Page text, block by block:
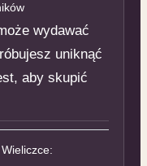
wydawać
uniknąć
aby skupić